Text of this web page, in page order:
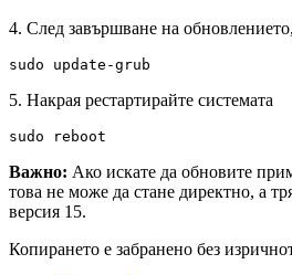
4. След завършване на
sudo update-grub
5. Накрая рестартирайте системата
sudo reboot
Важно: Ако искате да обновите
това не може да стане директно, а
версия 15.
Копирането е забранено без